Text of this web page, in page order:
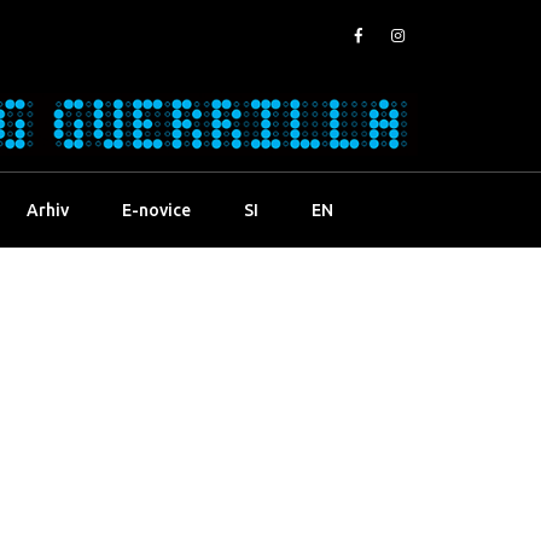
Arhiv E-novice SI EN